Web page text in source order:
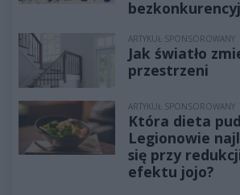
ARTYKUŁ SPONSOROWANY
Jak światło
przestrzeni
ARTYKUŁ SPONSOROWANY
Która dieta
Legionowie
się przy
efektu jojo?